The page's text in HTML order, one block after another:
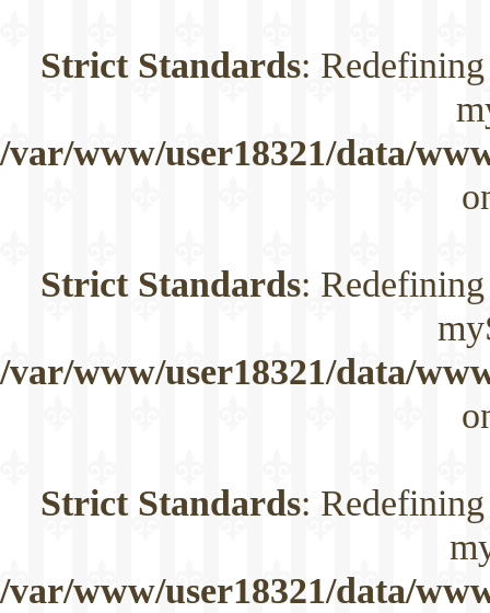
Strict Standards:
/var/www/user18321/data/
Strict Standards:
/var/www/user18321/data/
Strict Standards:
/var/www/user18321/data/